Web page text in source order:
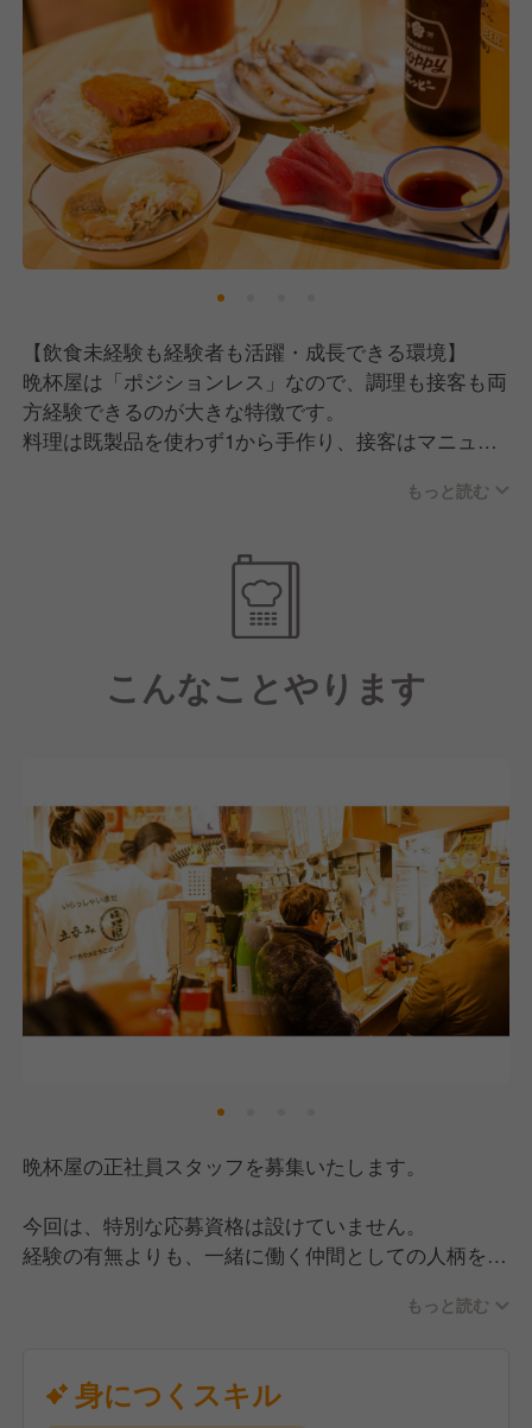
【求める人物像】
私たちは高度な技術よりも人柄重視で採用をしていま
■まじめで一生懸命
技術はあとからいくらでも身につけられます。
どんな仕事にも誠実に向き合い、一生懸命取り組める
姿勢こそが、晩杯屋で活躍するための一番の条件で
す。
お客様との距離が近いお店だからこそ、接客は大切に
したいと考えています。
常連のお客様はもちろん、これから常連になっていた
だける新しいお客様にも、自然と打ち解けられるよう
な明るく元気な方を歓迎します。
把握し、先を読んで動ける力が求められます。
■明確な目標を持っている
「こうなりたい」「こんなことしたい」という想いを
【飲食未経験も経験者も活躍・成長できる環境】
晩杯屋は「ポジションレス」なので、調理も接客も両
方経験できるのが大きな特徴です。
料理は既製品を使わず1から手作り、接客はマニュア
しめる環境だからこそ、チェーン店では決して身につ
また、「商品研修」では捌き方・切り方などの技術を
プロの料理人から丁寧に指導してもらえるので、未経
験の方でも数ヶ月後には問題なく店舗で活躍できま
月1回の「店長会議」では、売上向上施策やシフトの
験者の方にとっても新しいやりがいを感じていただけ
るはずです。
そして当社では、3ヶ月を1サイクルとした年4回の人
事評価制度を導入しています。
頑張りがすぐに評価に反映されるため、より早い段階
でステップアップを目指せるだけでなく、目標を立て
て振り返る機会があるからこそ、「どうなっていきた
【社員が安心して働ける環境】
当店の運営元は、丸亀製麺などを展開する上場企業
「トリドールホールディングス」のグループ会社で
す。
安定した経営基盤があり、キャリアも多彩なので腰を
また、労働環境もしっかり整えていて、残業代は別途
全額支給で、みなし残業はありません。
もっと読む
こんなことやります
晩杯屋の正社員スタッフを募集いたします。
今回は、特別な応募資格は設けていません。
経験の有無よりも、一緒に働く仲間としての人柄を大
【仕事内容】
調理・接客・お会計など、全ポジションをお任せしま
もっと読む
身につくスキル